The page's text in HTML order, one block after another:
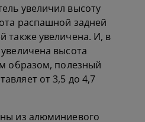
увеличил высоту
распашной задней
также увеличена. И, в
высота
образом, полезный
от 3,5 до 4,7
из алюминиевого